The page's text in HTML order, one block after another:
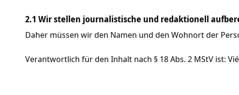
2.1 Wir stellen journalistische und redaktionell
Daher müssen wir den Namen und den Wohnort der
Verantwortlich für den Inhalt nach § 18 Abs. 2 MStV ist: